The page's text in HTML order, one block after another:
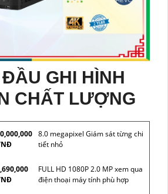
GHI HÌNH
CHẤT LƯỢNG
8.0 megapixel Giám sát từng chi
tiết nhỏ
FULL HD 1080P 2.0 MP xem qua
điện thoại máy tính phù hợp